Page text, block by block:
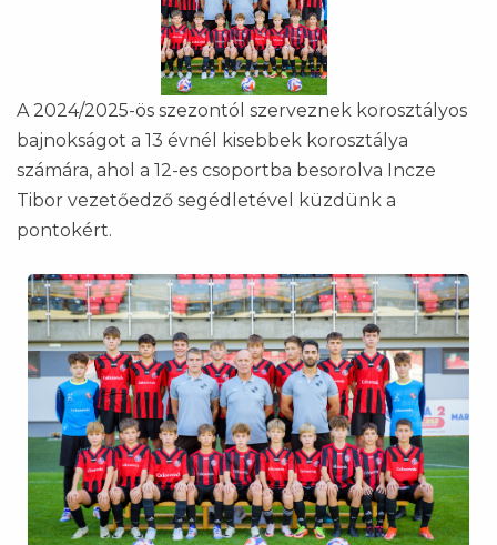
A 2024/2025-ös szezontól szerveznek korosztályos
bajnokságot a 13 évnél kisebbek korosztálya
számára, ahol a 12-es csoportba besorolva Incze
Tibor vezetőedző segédletével küzdünk a
pontokért.